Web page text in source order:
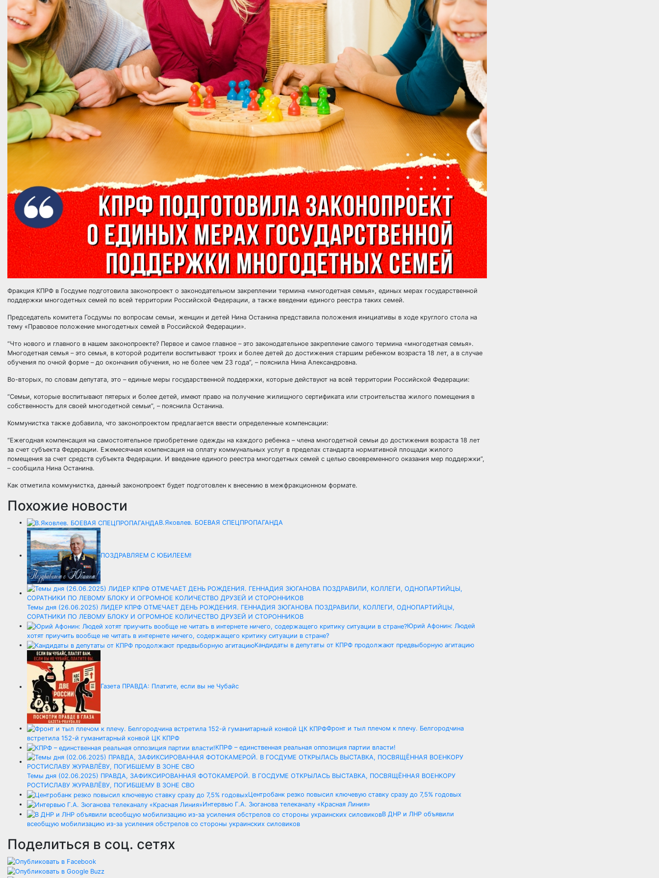
Фракция КПРФ в Госдуме подготовила законопроект о законодательном закреплении термина «многодетная семья», единых мерах государственной
поддержки многодетных семей по всей территории Российской Федерации, а также введении единого реестра таких семей.
Председатель комитета Госдумы по вопросам семьи, женщин и детей Нина Останина представила положения инициативы в ходе круглого стола на
тему «Правовое положение многодетных семей в Российской Федерации».
“Что нового и главного в нашем законопроекте? Первое и самое главное – это законодательное закрепление самого термина «многодетная семья».
Многодетная семья – это семья, в которой родители воспитывают троих и более детей до достижения старшим ребенком возраста 18 лет, а в случае
обучения по очной форме – до окончания обучения, но не более чем 23 года”, – пояснила Нина Александровна.
Во-вторых, по словам депутата, это – единые меры государственной поддержки, которые действуют на всей территории Российской Федерации:
“Семьи, которые воспитывают пятерых и более детей, имеют право на получение жилищного сертификата или строительства жилого помещения в
собственность для своей многодетной семьи”, – пояснила Останина.
Коммунистка также добавила, что законопроектом предлагается ввести определенные компенсации:
“Ежегодная компенсация на самостоятельное приобретение одежды на каждого ребенка – члена многодетной семьи до достижения возраста 18 лет
за счет субъекта Федерации. Ежемесячная компенсация на оплату коммунальных услуг в пределах стандарта нормативной площади жилого
помещения за счет средств субъекта Федерации. И введение единого реестра многодетных семей с целью своевременного оказания мер поддержки”,
– сообщила Нина Останина.
Как отметила коммунистка, данный законопроект будет подготовлен к внесению в межфракционном формате.
Похожие новости
В.Яковлев. БОЕВАЯ СПЕЦПРОПАГАНДА
ПОЗДРАВЛЯЕМ С ЮБИЛЕЕМ!
Темы дня (26.06.2025) ЛИДЕР КПРФ ОТМЕЧАЕТ ДЕНЬ РОЖДЕНИЯ. ГЕННАДИЯ ЗЮГАНОВА ПОЗДРАВИЛИ, КОЛЛЕГИ, ОДНОПАРТИЙЦЫ,
СОРАТНИКИ ПО ЛЕВОМУ БЛОКУ И ОГРОМНОЕ КОЛИЧЕСТВО ДРУЗЕЙ И СТОРОННИКОВ
Юрий Афонин: Людей
хотят приучить вообще не читать в интернете ничего, содержащего критику ситуации в стране?
Кандидаты в депутаты от КПРФ продолжают предвыборную агитацию
Газета ПРАВДА: Платите, если вы не Чубайс
Фронт и тыл плечом к плечу. Белгородчина
встретила 152-й гуманитарный конвой ЦК КПРФ
КПРФ – единственная реальная оппозиция партии власти!
Темы дня (02.06.2025) ПРАВДА, ЗАФИКСИРОВАННАЯ ФОТОКАМЕРОЙ. В ГОСДУМЕ ОТКРЫЛАСЬ ВЫСТАВКА, ПОСВЯЩЁННАЯ ВОЕНКОРУ
РОСТИСЛАВУ ЖУРАВЛЁВУ, ПОГИБШЕМУ В ЗОНЕ СВО
Центробанк резко повысил ключевую ставку сразу до 7,5% годовых
Интервью Г.А. Зюганова телеканалу «Красная Линия»
В ДНР и ЛНР объявили
всеобщую мобилизацию из-за усиления обстрелов со стороны украинских силовиков
Поделиться в соц. сетях